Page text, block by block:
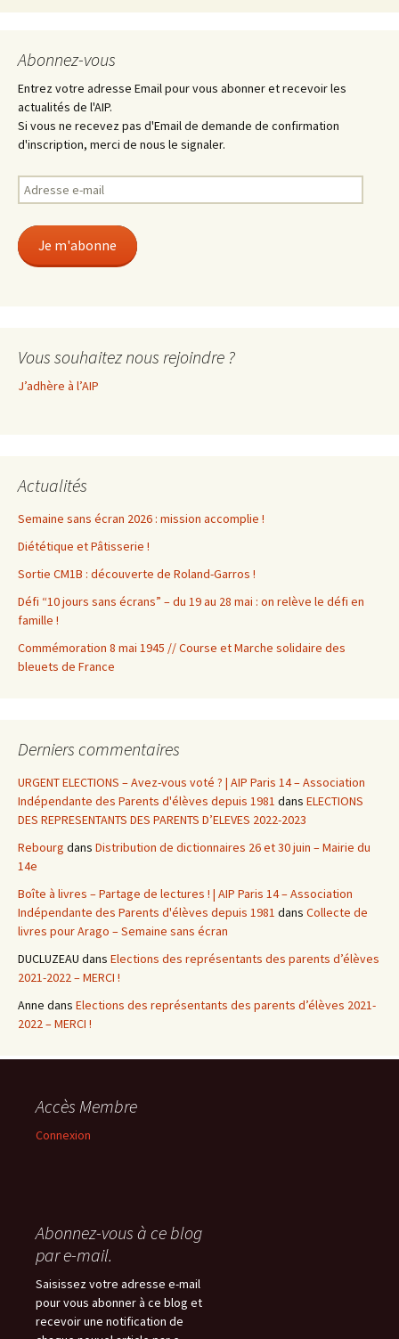
Abonnez-vous
Entrez votre adresse Email pour vous abonner et recevoir les
actualités de l'AIP.
Si vous ne recevez pas d'Email de demande de confirmation
d'inscription, merci de nous le signaler.
Adresse
e-
Je m'abonne
Vous souhaitez nous rejoindre ?
J’adhère à l’AIP
Actualités
Semaine sans écran 2026 : mission accomplie !
Diététique et Pâtisserie !
Sortie CM1B : découverte de Roland-Garros !
Défi “10 jours sans écrans” – du 19 au 28 mai : on relève le défi en
famille !
Commémoration 8 mai 1945 // Course et Marche solidaire des
bleuets de France
Derniers commentaires
URGENT ELECTIONS – Avez-vous voté ? | AIP Paris 14 – Association
Indépendante des Parents d'élèves depuis 1981 dans ELECTIONS
DES REPRESENTANTS DES PARENTS D’ELEVES 2022-2023
Rebourg dans Distribution de dictionnaires 26 et 30 juin – Mairie du
14e
Boîte à livres – Partage de lectures ! | AIP Paris 14 – Association
Indépendante des Parents d'élèves depuis 1981 dans Collecte de
livres pour Arago – Semaine sans écran
DUCLUZEAU dans Elections des représentants des parents d’élèves
2021-2022 – MERCI !
Anne dans Elections des représentants des parents d’élèves 2021-
2022 – MERCI !
Accès Membre
Connexion
Abonnez-vous à ce blog
par e-mail.
Saisissez votre adresse e-mail
pour vous abonner à ce blog et
recevoir une notification de